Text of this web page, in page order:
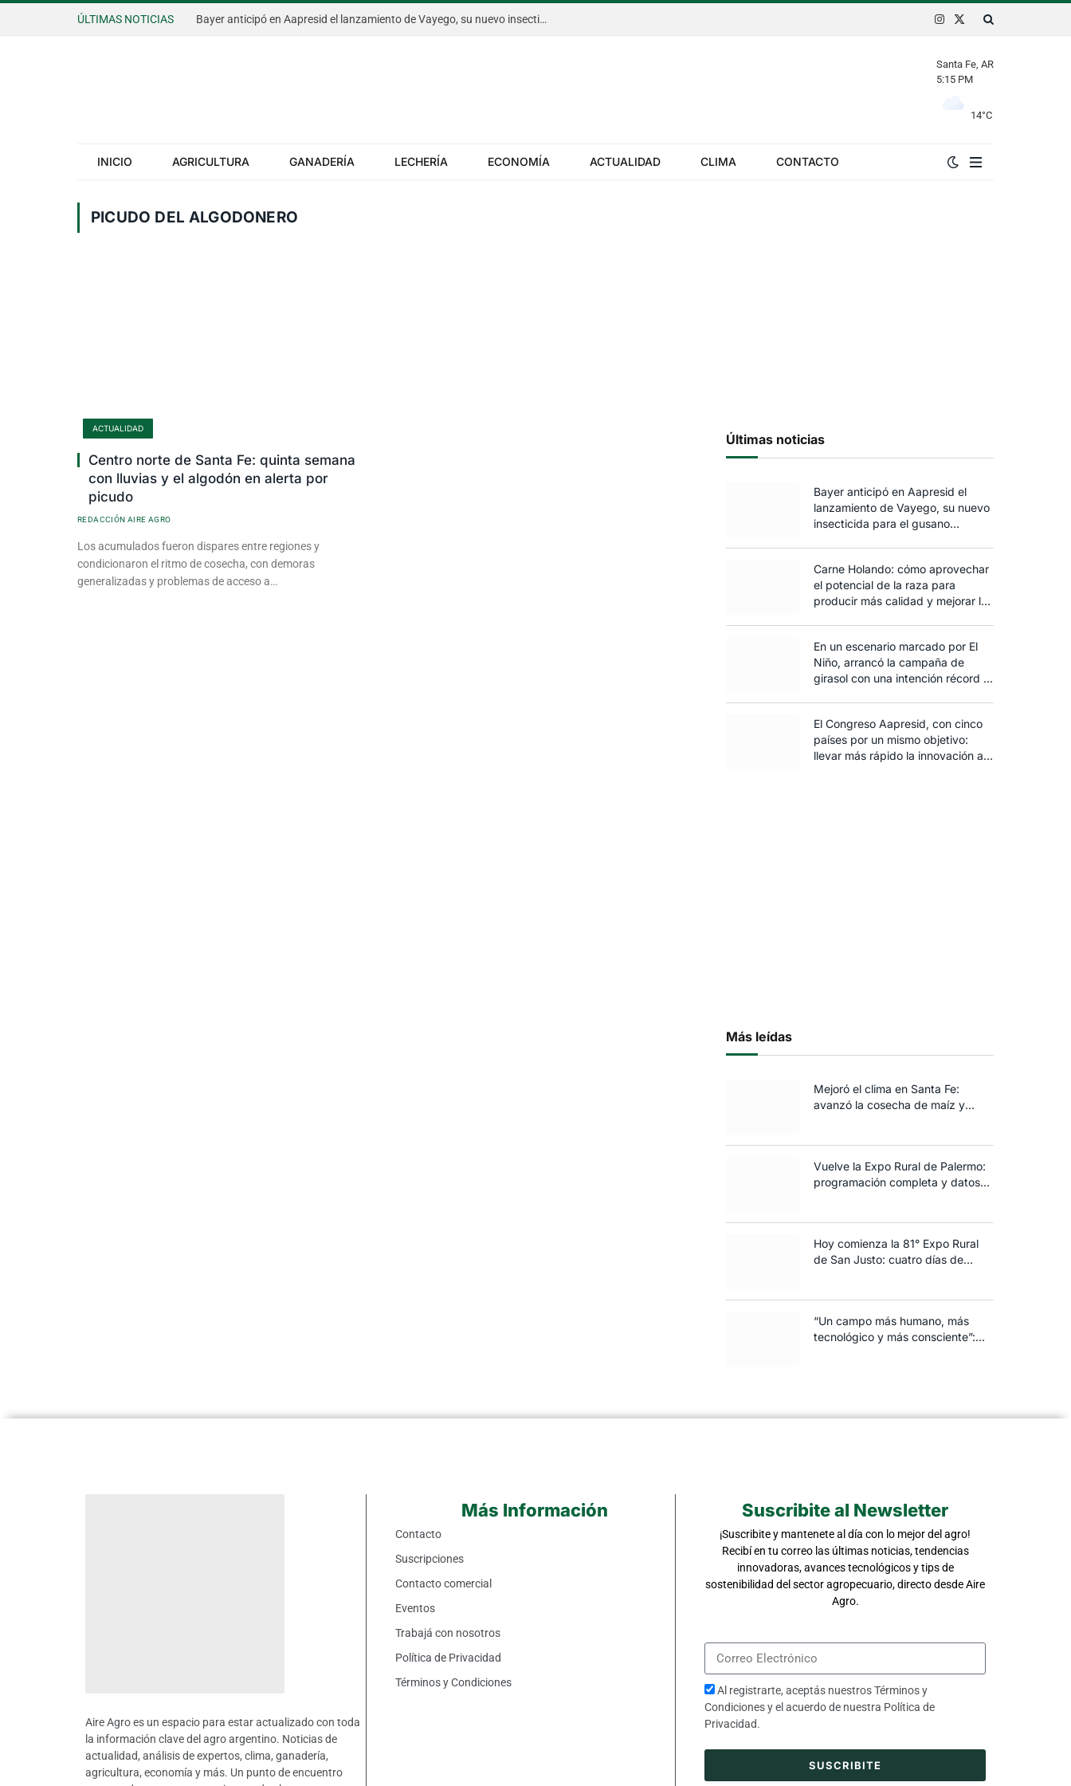
ÚLTIMAS NOTICIAS Bayer anticipó en Aapresid el lanzamiento de Vayego, su nuevo insecticida para el gusano cogollero del maíz
Instagram
X
Santa Fe, AR
5:15 PM
14°C
INICIO AGRICULTURA GANADERÍA LECHERÍA ECONOMÍA ACTUALIDAD CLIMA CONTACTO
PICUDO DEL ALGODONERO
ACTUALIDAD
Centro norte de Santa Fe: quinta semana
con lluvias y el algodón en alerta por
picudo
REDACCIÓN AIRE AGRO
Los acumulados fueron dispares entre regiones y
condicionaron el ritmo de cosecha, con demoras
generalizadas y problemas de acceso a…
Últimas noticias
Bayer anticipó en Aapresid el
lanzamiento de Vayego, su nuevo
insecticida para el gusano
Carne Holando: cómo aprovechar
el potencial de la raza para
producir más calidad y mejorar la
En un escenario marcado por El
Niño, arrancó la campaña de
girasol con una intención récord y
El Congreso Aapresid, con cinco
países por un mismo objetivo:
llevar más rápido la innovación al
Más leídas
Mejoró el clima en Santa Fe:
avanzó la cosecha de maíz y
Vuelve la Expo Rural de Palermo:
programación completa y datos
Hoy comienza la 81° Expo Rural
de San Justo: cuatro días de
“Un campo más humano, más
tecnológico y más consciente”:
Aire Agro es un espacio para estar actualizado con toda
la información clave del agro argentino. Noticias de
actualidad, análisis de expertos, clima, ganadería,
agricultura, economía y más. Un punto de encuentro
Más Información
Contacto
Suscripciones
Contacto comercial
Eventos
Trabajá con nosotros
Política de Privacidad
Términos y Condiciones
Suscribite al Newsletter
¡Suscribite y mantenete al día con lo mejor del agro!
Recibí en tu correo las últimas noticias, tendencias
innovadoras, avances tecnológicos y tips de
sostenibilidad del sector agropecuario, directo desde Aire
Agro.
Al registrarte, aceptás nuestrosTérminos y
Condicionesy el acuerdo de nuestra Política de
Privacidad.
SUSCRIBITE